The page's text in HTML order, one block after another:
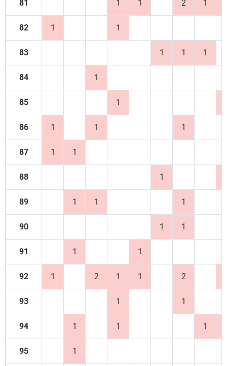
81 1 1 2 1
82 1 1
83 1 1 1
84 1
85 1
86 1 1 1
87 1 1
88 1
89 1 1 1
90 1 1
91 1 1
92 1 2 1 1 2
93 1 1
94 1 1 1
95 1